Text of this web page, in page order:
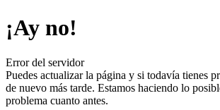
¡Ay no!
Error del servidor
Puedes actualizar la página y si todavía tienes
de nuevo más tarde. Estamos haciendo lo
problema cuanto antes.